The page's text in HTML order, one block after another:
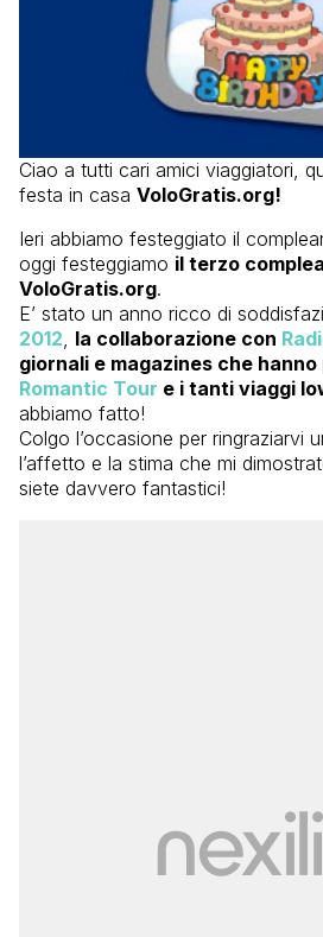
Ciao a tutti cari amici viaggiatori,
festa in casa VoloGratis.org!
Ieri abbiamo festeggiato il
oggi festeggiamo il terzo
VoloGratis.org.
E’ stato un anno ricco di
2012, la collaborazione con
giornali e magazines che
Romantic Tour e i tanti viaggi
abbiamo fatto!
Colgo l’occasione per ringraziarvi
l’affetto e la stima che mi
siete davvero fantastici!